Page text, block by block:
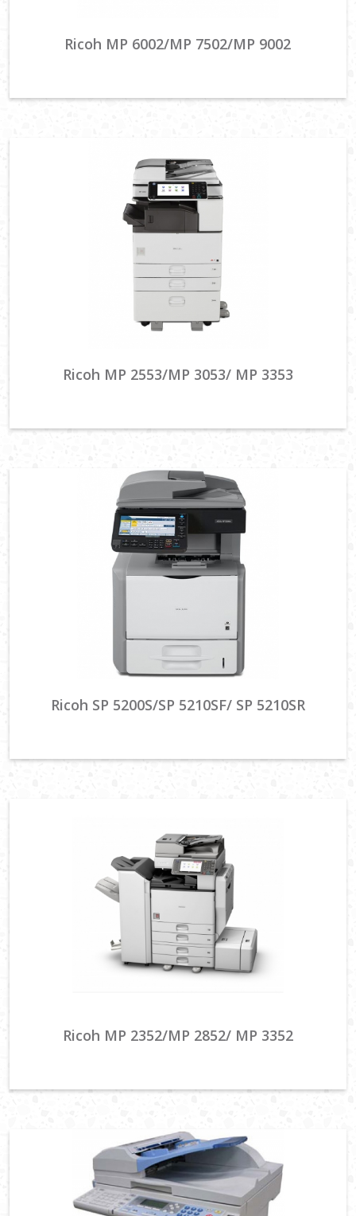
Ricoh MP 6002/MP 7502/MP 9002
Ricoh MP 2553/MP 3053/ MP 3353
Ricoh SP 5200S/SP 5210SF/ SP 5210SR
Ricoh MP 2352/MP 2852/ MP 3352